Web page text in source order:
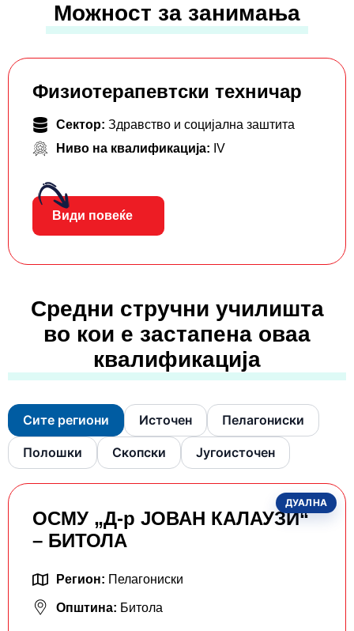
Можност за занимања
Физиотерапевтски техничар
Сектор: Здравство и социјална заштита
Ниво на квалификација: IV
Види повеќе
Средни стручни училишта
во кои е застапена оваа
квалификација
Сите региони Источен Пелагониски
Полошки Скопски Југоисточен
ДУАЛНА
ОСМУ „Д-р ЈОВАН КАЛАУЗИ“
– БИТОЛА
Регион: Пелагониски
Општина: Битола